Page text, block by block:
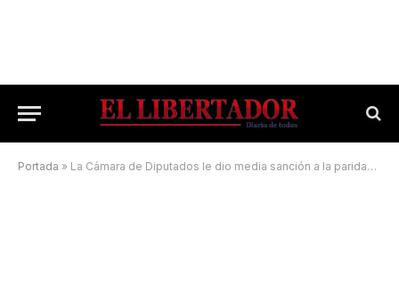
Portada » La Cámara de Diputados le dio media sanción a la paridad de género